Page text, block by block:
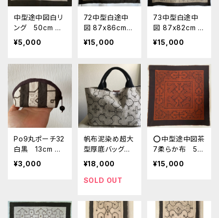
中型途中図白リ
ング 50cm リ
ング四隅 途中
図 shipibo シ
マゾンの草木染
め 風呂敷サイ
ズ
¥5,000
72中型白途中
図 87x86cm
シピボ族の泥染
¥15,000
73中型白途中
図 87x82cm シ
ピボ族の泥染め
¥15,000
Po9丸ポーチ32
白黒 13cm 途
中図のハギレ
シピボ族の泥染
¥3,000
帆布泥染め超大
型厚底バッグ
口幅57cmレ
ア アマゾンの
泥染め シピボ
模様染め
¥18,000
SOLD OUT
⭕️中型途中図茶
7柔らか布 55
x55cm AAA 非
売 シピボ族の
¥15,000